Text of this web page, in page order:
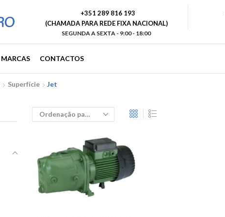
+351 289 816 193
(CHAMADA PARA REDE FIXA NACIONAL)
SEGUNDA A SEXTA - 9:00 - 18:00
MARCAS CONTACTOS
Superfície Jet